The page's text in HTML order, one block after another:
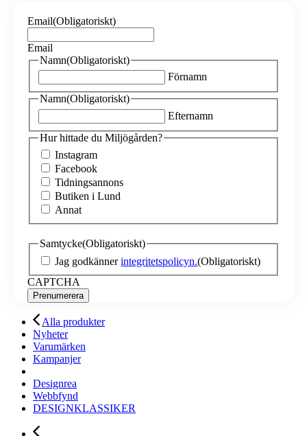
Email(Obligatoriskt)
Email
Namn(Obligatoriskt)
Förnamn
Namn(Obligatoriskt)
Efternamn
Hur hittade du Miljögården?
Instagram
Facebook
Tidningsannons
Butiken i Lund
Annat
Samtycke(Obligatoriskt)
Jag godkännerintegritetspolicyn.(Obligatoriskt)
CAPTCHA
Alla produkter
Nyheter
Varumärken
Kampanjer
Designrea
Webbfynd
DESIGNKLASSIKER